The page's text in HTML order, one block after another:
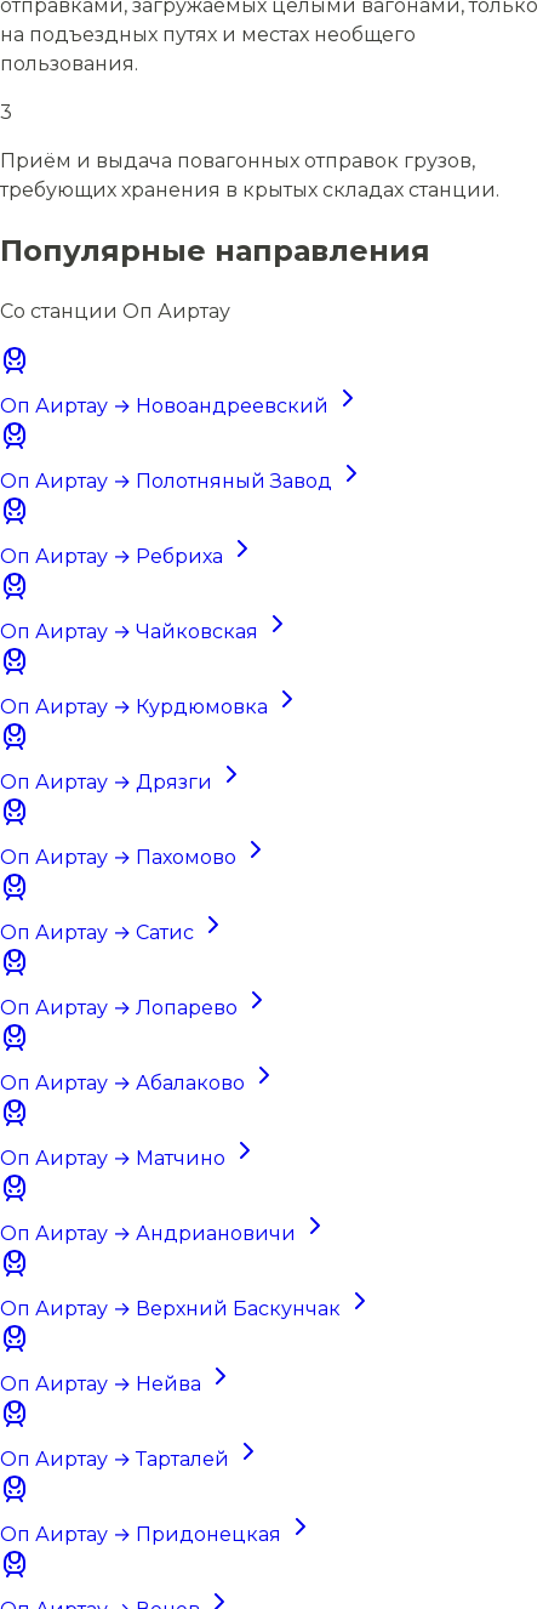
отправками, загружаемых целыми вагонами, только
на подъездных путях и местах необщего
пользования.
3
Приём и выдача повагонных отправок грузов,
требующих хранения в крытых складах станции.
Популярные направления
Со станции Оп Аиртау
Оп Аиртау → Новоандреевский
Оп Аиртау → Полотняный Завод
Оп Аиртау → Ребриха
Оп Аиртау → Чайковская
Оп Аиртау → Курдюмовка
Оп Аиртау → Дрязги
Оп Аиртау → Пахомово
Оп Аиртау → Сатис
Оп Аиртау → Лопарево
Оп Аиртау → Абалаково
Оп Аиртау → Матчино
Оп Аиртау → Андриановичи
Оп Аиртау → Верхний Баскунчак
Оп Аиртау → Нейва
Оп Аиртау → Тарталей
Оп Аиртау → Придонецкая